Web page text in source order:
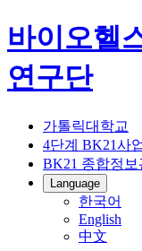
바이오헬
연구단
가톨릭대학교
4단계 BK21사
BK21 종합정보
Language
한국어
English
中文